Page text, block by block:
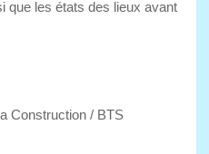
que les états des lieux avant
Construction / BTS